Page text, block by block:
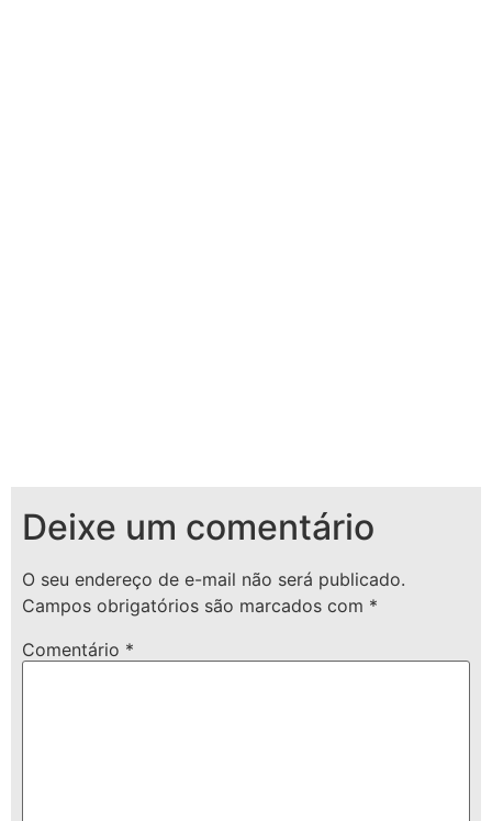
Deixe um comentário
O seu endereço de e-mail não será publicado.
Campos obrigatórios são marcados com *
Comentário *